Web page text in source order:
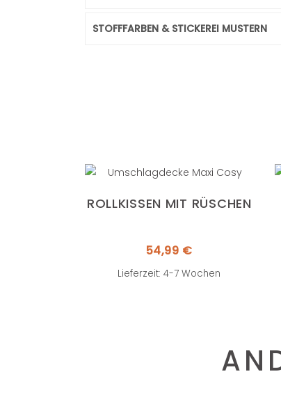
STOFFFARBEN & STICKEREI MUSTERN
ROLLKISSEN MIT RÜSCHEN
54,99 €
Lieferzeit: 4-7 Wochen